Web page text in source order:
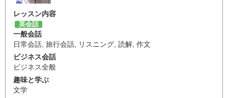
レッスン内容
英会話
一般会話
日常会話, 旅行会話, リスニング, 読解, 作文
ビジネス会話
ビジネス全般
趣味と学ぶ
文学